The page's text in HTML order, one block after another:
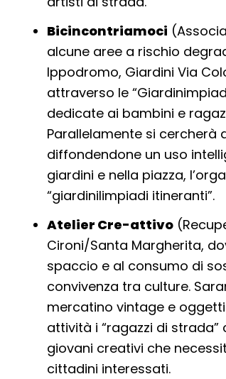
Bicincontriamoci
alcune aree a rischio
Ippodromo, Giardini Via
attraverso le
dedicate ai bambini e
Parallelamente si cercherà
diffondendone un uso
giardini e nella piazza,
“giardinilimpiadi itineranti”.
Atelier Cre-attivo
Cironi/Santa Margherita,
spaccio e al consumo di
convivenza tra culture.
mercatino vintage e
attività i “ragazzi di
giovani creativi che
cittadini interessati.